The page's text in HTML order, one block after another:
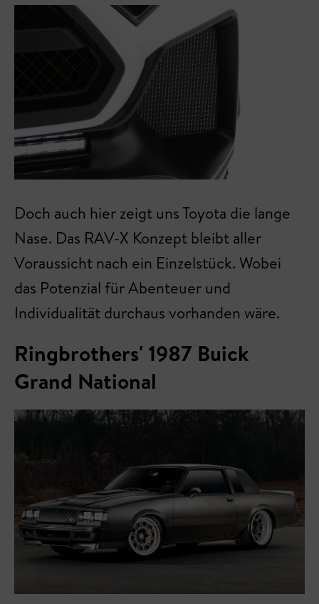
Doch auch hier zeigt uns Toyota die lange
Nase. Das RAV-X Konzept bleibt aller
Voraussicht nach ein Einzelstück. Wobei
das Potenzial für Abenteuer und
Individualität durchaus vorhanden wäre.
Ringbrothers' 1987 Buick
Grand National